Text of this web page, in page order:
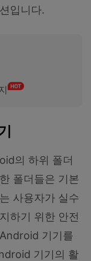
입니다.
의 하위 폴더
폴더들은 기본
사용자가 실수
하기 위한 안전
기기를
기기의 활